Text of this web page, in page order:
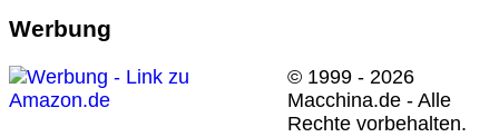
Werbung
© 1999 - 2026
Macchina.de - Alle
Rechte vorbehalten.